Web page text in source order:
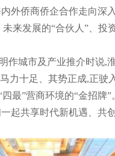
外侨商侨企合作走向深
来发展的“合伙人”、投
作城市及产业推介时说,
力十足、其势正成,正驶
最”营商环境的“金招牌
起共享时代新机遇、共